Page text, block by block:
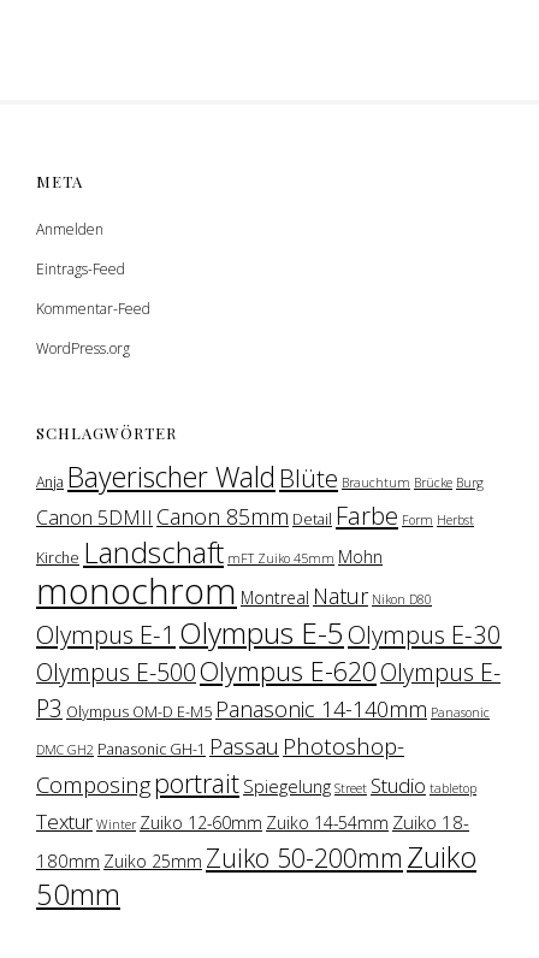
META
Anmelden
Eintrags-Feed
Kommentar-Feed
WordPress.org
SCHLAGWÖRTER
Anja Bayerischer Wald Blüte Brauchtum Brücke Burg
Canon 5DMII Canon 85mm Detail Farbe Form Herbst
Kirche Landschaft mFT Zuiko 45mm Mohn
monochrom Montreal Natur Nikon D80
Olympus E-1 Olympus E-5 Olympus E-30
Olympus E-500Olympus E-620Olympus E-
P3 Olympus OM-D E-M5 Panasonic 14-140mm Panasonic
DMC GH2 Panasonic GH-1 Passau Photoshop-
Composingportrait Spiegelung Street Studio tabletop
Textur Winter Zuiko 12-60mm Zuiko 14-54mm Zuiko 18-
180mm Zuiko 25mm Zuiko 50-200mm Zuiko
50mm